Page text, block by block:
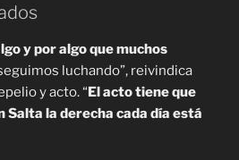
y por algo que muchos
luchando”, reivindica
y acto. “El acto tiene que
Salta la derecha cada día está